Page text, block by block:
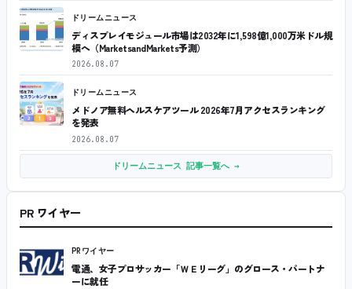
ドリームニュース
ディスプレイモジュール市場は2032年に1,598億1,000万米ドル規
模へ（MarketsandMarkets予測）
2026.08.07
ドリームニュース
メドノア無料ヘルスケアツール 2026年7月アクセスランキング
を発表
2026.08.07
ドリームニュース 記事一覧へ →
PR ワイヤー
PRワイヤー
電通、女子プロサッカー「ＷＥリーグ」のグロース・パートナ
ーに就任